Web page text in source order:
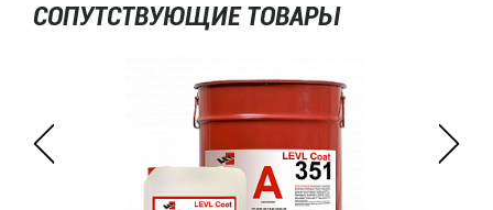
СОПУТСТВУЮЩИЕ ТОВАРЫ